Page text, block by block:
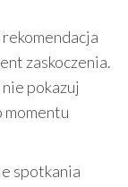
rekomendacja
zaskoczenia.
nie pokazuj
momentu
spotkania